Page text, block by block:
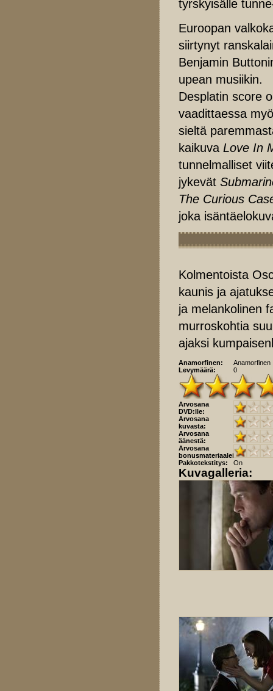
tyrskyisälle
Euroopan
siirtynyt
Benjamin
upean musiikin.
Desplatin score
vaadittaessa
sieltä
kaikuva Love In
tunnelmalliset
jykevät
The Curious
joka
Kolmentoista
kaunis ja
ja melankolinen
murroskohtia
ajaksi
Anamorfinen:
Anamorfinen
Levymäärä:
0
Arvosana
DVD:lle:
Arvosana
kuvasta:
Arvosana
äänestä:
Arvosana
bonusmateriaaleista:
Pakkotekstitys:
On
Kuvagalleria: